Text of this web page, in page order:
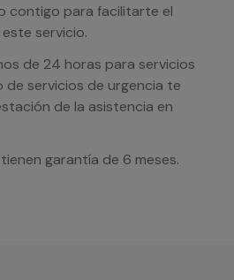
contigo para facilitarte el
servicio.
de 24 horas para servicios
de servicios de urgencia te
de la asistencia en
garantía de 6 meses.